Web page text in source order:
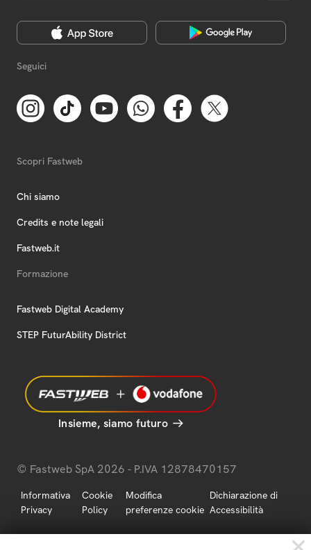
Seguici
Scopri Fastweb
Chi siamo
Credits e note legali
Fastweb.it
Formazione
Fastweb Digital Academy
STEP FuturAbility District
Insieme, siamo futuro
© Fastweb SpA 2026 - P.IVA 12878470157
Informativa
Privacy
Cookie
Policy
Modifica
preferenze cookie
Dichiarazione di
Accessibilità